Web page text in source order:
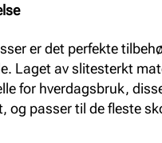
er det perfekte
Laget av slitesterkt
for hverdagsbruk,
og passer til de fleste